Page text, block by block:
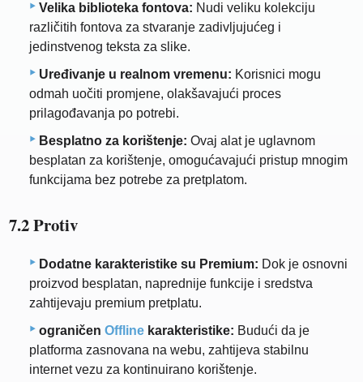
Velika biblioteka fontova: Nudi veliku kolekciju
različitih fontova za stvaranje zadivljujućeg i
jedinstvenog teksta za slike.
Uređivanje u realnom vremenu: Korisnici mogu
odmah uočiti promjene, olakšavajući proces
prilagođavanja po potrebi.
Besplatno za korištenje: Ovaj alat je uglavnom
besplatan za korištenje, omogućavajući pristup mnogim
funkcijama bez potrebe za pretplatom.
7.2 Protiv
Dodatne karakteristike su Premium: Dok je osnovni
proizvod besplatan, naprednije funkcije i sredstva
zahtijevaju premium pretplatu.
ograničen Offline karakteristike: Budući da je
platforma zasnovana na webu, zahtijeva stabilnu
internet vezu za kontinuirano korištenje.